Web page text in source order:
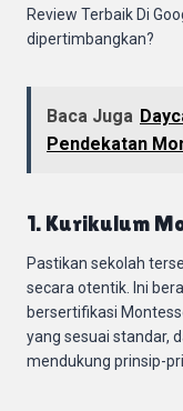
Review Terbaik Di
dipertimbangkan?
Baca Juga
Pendekatan
1. Kurikulum
Pastikan sekolah
secara otentik. Ini
bersertifikasi
yang sesuai standar,
mendukung prinsip-